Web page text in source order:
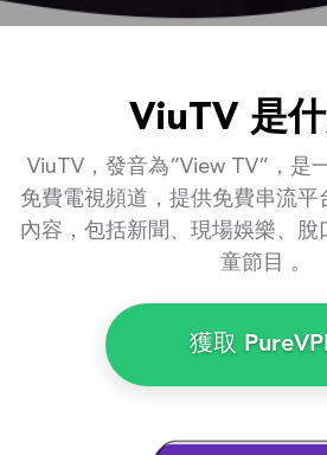
ViuTV 是什
ViuTV，發音為“View TV”，是
免費電視頻道，提供免費串流
內容，包括新聞、現場娛樂、脫
童節目 。
獲取